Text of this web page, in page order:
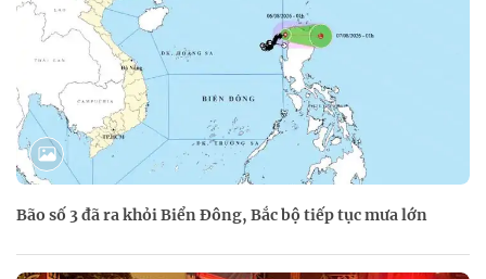
Bão số 3 đã ra khỏi Biển Đông, Bắc bộ tiếp tục mưa lớn